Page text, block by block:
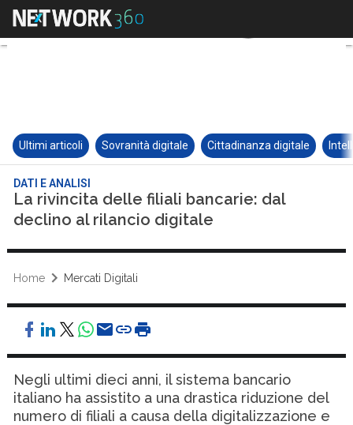
Ultimi articoli Sovranità digitale Cittadinanza digitale
DATI E ANALISI
La rivincita delle filiali bancarie: dal
declino al rilancio digitale
Home Mercati Digitali
Negli ultimi dieci anni, il sistema bancario
italiano ha assistito a una drastica riduzione del
numero di filiali a causa della digitalizzazione e